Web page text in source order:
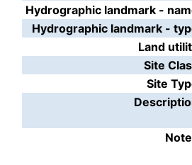
Hydrographic landmark -
Hydrographic landmark -
Land
Site
Site